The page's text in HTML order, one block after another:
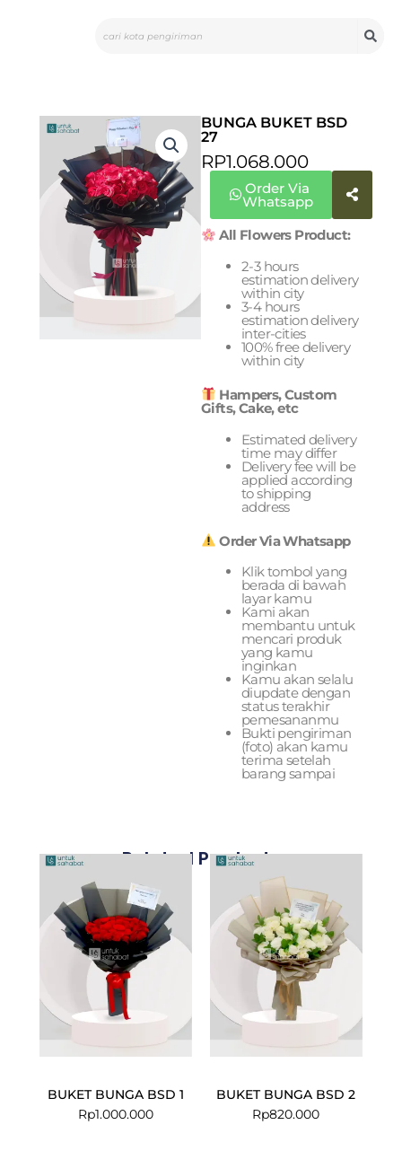
BUNGA BUKET BSD
27
RP1.068.000
Order Via
Whatsapp
All Flowers Product:
2-3 hours
estimation delivery
within city
3-4 hours
estimation delivery
inter-cities
100% free delivery
within city
Hampers, Custom
Gifts, Cake, etc
Estimated delivery
time may differ
Delivery fee will be
applied according
to shipping
address
Order Via Whatsapp
Klik tombol yang
berada di bawah
layar kamu
Kami akan
membantu untuk
mencari produk
yang kamu
inginkan
Kamu akan selalu
diupdate dengan
status terakhir
pemesananmu
Bukti pengiriman
(foto) akan kamu
terima setelah
barang sampai
Related Products
BUKET BUNGA BSD 1
Rp1.000.000
BUKET BUNGA BSD 2
Rp820.000